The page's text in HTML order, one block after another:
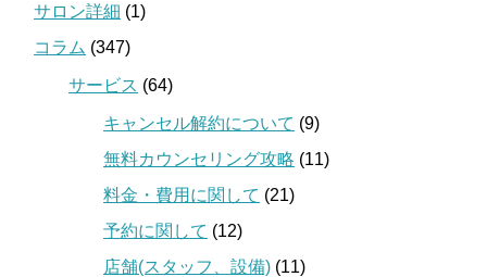
サロン詳細 (1)
コラム (347)
サービス (64)
キャンセル解約について (9)
無料カウンセリング攻略 (11)
料金・費用に関して (21)
予約に関して (12)
店舗(スタッフ、設備) (11)